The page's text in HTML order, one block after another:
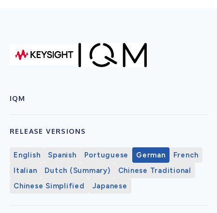
IQM
RELEASE VERSIONS
English Spanish Portuguese German
French
Italian
Dutch (Summary)
Chinese Traditional
Chinese Simplified
Japanese